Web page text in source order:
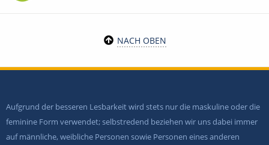
NACH OBEN
Aufgrund der besseren Lesbarkeit wird stets nur die maskuline oder die
feminine Form verwendet; selbstredend beziehen wir uns dabei immer
auf männliche, weibliche Personen sowie Personen eines anderen